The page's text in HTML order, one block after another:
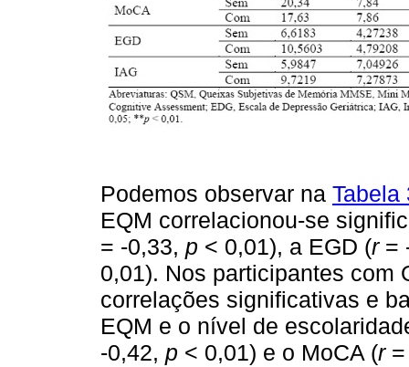
Podemos observar na Tabela
EQM correlacionou-se
= -0,33, p < 0,01), a EGD (r =
0,01). Nos participantes com
correlações significativas e
EQM e o nível de
-0,42, p < 0,01) e o MoCA (r=